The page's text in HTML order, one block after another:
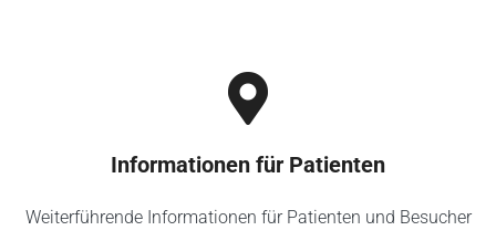
Informationen für Patienten
Weiterführende Informationen für Patienten und Besucher